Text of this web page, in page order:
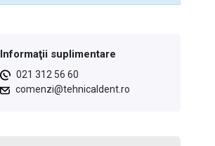
Informaţii suplimentare
021 312 56 60
comenzi@tehnicaldent.ro